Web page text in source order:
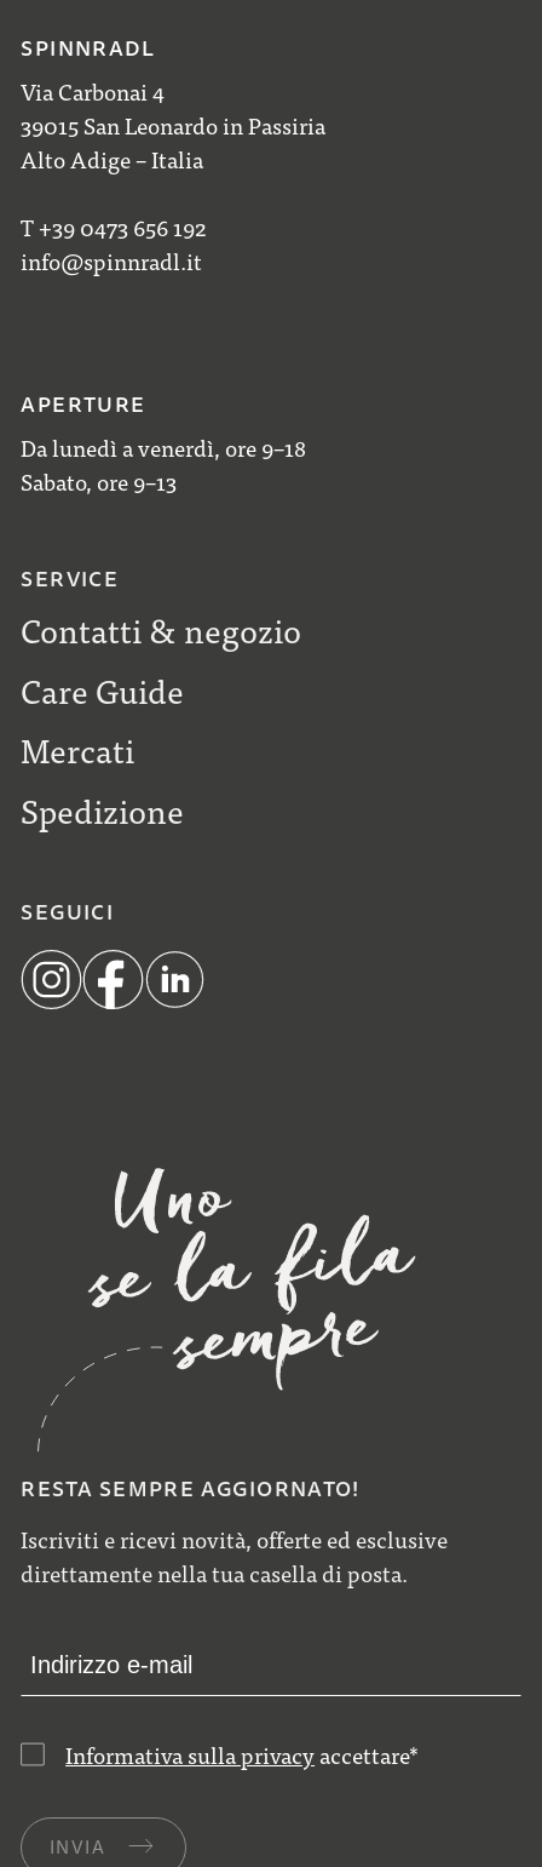
RESTA SEMPRE AGGIORNATO!
Iscriviti e ricevi novità, offerte ed esclusive
direttamente nella tua casella di posta.
Informativa sulla privacy accettare*
INVIA
SPINNRADL
Via Carbonai 4
39015 San Leonardo in Passiria
Alto Adige – Italia
T +39 0473 656 192
info@spinnradl.it
APERTURE
Da lunedì a venerdì, ore 9–18
Sabato, ore 9–13
SERVICE
Contatti & negozio
Care Guide
Mercati
Spedizione
SEGUICI